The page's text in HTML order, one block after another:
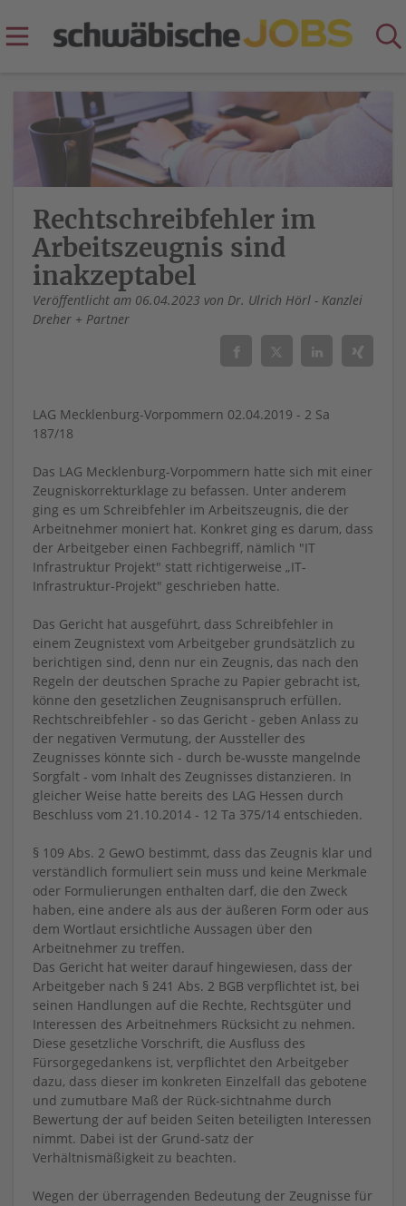
Rechtschreibfehler im
Arbeitszeugnis sind
inakzeptabel
Veröffentlicht am 06.04.2023 von Dr. Ulrich Hörl - Kanzlei
Dreher + Partner
LAG Mecklenburg-Vorpommern 02.04.2019 - 2 Sa
187/18
Das LAG Mecklenburg-Vorpommern hatte sich mit einer
Zeugniskorrekturklage zu befassen. Unter anderem
ging es um Schreibfehler im Arbeitszeugnis, die der
Arbeitnehmer moniert hat. Konkret ging es darum, dass
der Arbeitgeber einen Fachbegriff, nämlich "IT
Infrastruktur Projekt" statt richtigerweise „IT-
Infrastruktur-Projekt" geschrieben hatte.
Das Gericht hat ausgeführt, dass Schreibfehler in
einem Zeugnistext vom Arbeitgeber grundsätzlich zu
berichtigen sind, denn nur ein Zeugnis, das nach den
Regeln der deutschen Sprache zu Papier gebracht ist,
könne den gesetzlichen Zeugnisanspruch erfüllen.
Rechtschreibfehler - so das Gericht - geben Anlass zu
der negativen Vermutung, der Aussteller des
Zeugnisses könnte sich - durch be-wusste mangelnde
Sorgfalt - vom Inhalt des Zeugnisses distanzieren. In
gleicher Weise hatte bereits des LAG Hessen durch
Beschluss vom 21.10.2014 - 12 Ta 375/14 entschieden.
§ 109 Abs. 2 GewO bestimmt, dass das Zeugnis klar und
verständlich formuliert sein muss und keine Merkmale
oder Formulierungen enthalten darf, die den Zweck
haben, eine andere als aus der äußeren Form oder aus
dem Wortlaut ersichtliche Aussagen über den
Arbeitnehmer zu treffen.
Das Gericht hat weiter darauf hingewiesen, dass der
Arbeitgeber nach § 241 Abs. 2 BGB verpflichtet ist, bei
seinen Handlungen auf die Rechte, Rechtsgüter und
Interessen des Arbeitnehmers Rücksicht zu nehmen.
Diese gesetzliche Vorschrift, die Ausfluss des
Fürsorgegedankens ist, verpflichtet den Arbeitgeber
dazu, dass dieser im konkreten Einzelfall das gebotene
und zumutbare Maß der Rück-sichtnahme durch
Bewertung der auf beiden Seiten beteiligten Interessen
nimmt. Dabei ist der Grund-satz der
Verhältnismäßigkeit zu beachten.
Wegen der überragenden Bedeutung der Zeugnisse für